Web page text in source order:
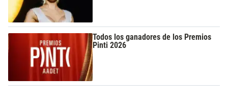
Todos los ganadores de los Premios
Pinti 2026